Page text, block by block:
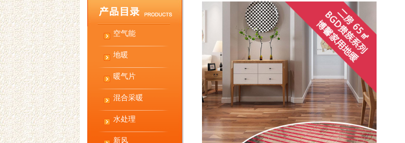
空气能
地暖
暖气片
混合采暖
水处理
新风